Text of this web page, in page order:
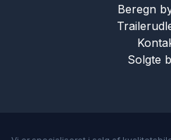
Beregn
Solgte